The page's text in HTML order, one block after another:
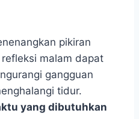
pikiran
malam dapat
gangguan
tidur.
yang dibutuhkan